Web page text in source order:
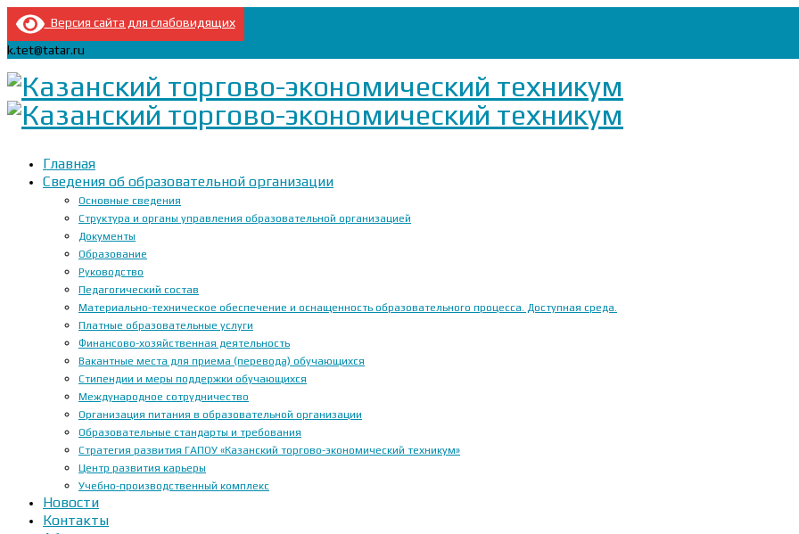
Версия сайта для слабовидящих
k.tet@tatar.ru
Главная
Сведения об образовательной организации
Основные сведения
Структура и органы управления образовательной организацией
Документы
Образование
Руководство
Педагогический состав
Материально-техническое обеспечение и оснащенность образовательного процесса. Доступная среда.
Платные образовательные услуги
Финансово-хозяйственная деятельность
Вакантные места для приема (перевода) обучающихся
Стипендии и меры поддержки обучающихся
Международное сотрудничество
Организация питания в образовательной организации
Образовательные стандарты и требования
Стратегия развития ГАПОУ «Казанский торгово-экономический техникум»
Центр развития карьеры
Учебно-производственный комплекс
Новости
Контакты